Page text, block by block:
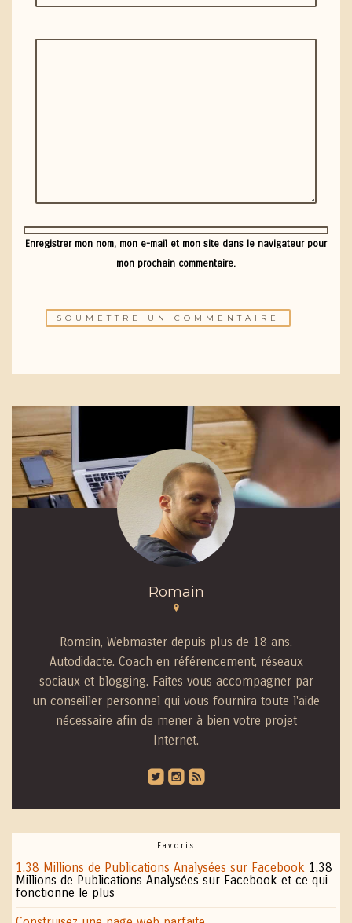
Enregistrer mon nom, mon e-mail et mon site dans le navigateur pour
mon prochain commentaire.
Romain
Romain, Webmaster depuis plus de 18 ans.
Autodidacte. Coach en référencement, réseaux
sociaux et blogging. Faites vous accompagner par
un conseiller personnel qui vous fournira toute l'aide
nécessaire afin de mener à bien votre projet
Internet.
roundedtwitterbird roundedinstagram roundedblip
Favoris
1.38 Millions de Publications Analysées sur Facebook 1.38
Millions de Publications Analysées sur Facebook et ce qui
fonctionne le plus